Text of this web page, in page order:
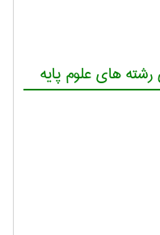
های علوم پایه